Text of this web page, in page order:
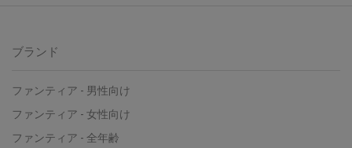
ブランド
ファンティア - 男性向け
ファンティア - 女性向け
ファンティア - 全年齢